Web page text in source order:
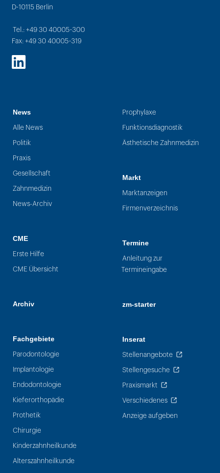
D-10115 Berlin
Tel.: +49 30 40005-300
Fax: +49 30 40005-319
LinkedIn
News
Alle News
Politik
Praxis
Gesellschaft
Zahnmedizin
News-Archiv
CME
Erste Hilfe
CME Übersicht
Archiv
Fachgebiete
Parodontologie
Implantologie
Endodontologie
Kieferorthopädie
Prothetik
Chirurgie
Kinderzahnheilkunde
Alterszahnheilkunde
Prophylaxe
Funktionsdiagnostik
Ästhetische Zahnmedizin
Markt
Marktanzeigen
Firmenverzeichnis
Termine
Anleitung zur
Termineingabe
zm-starter
Inserat
Stellenangebote
Stellengesuche
Praxismarkt
Verschiedenes
Anzeige aufgeben